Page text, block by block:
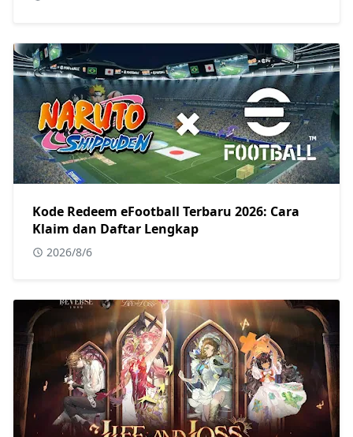
Kode Redeem eFootball Terbaru 2026: Cara
Klaim dan Daftar Lengkap
2026/8/6